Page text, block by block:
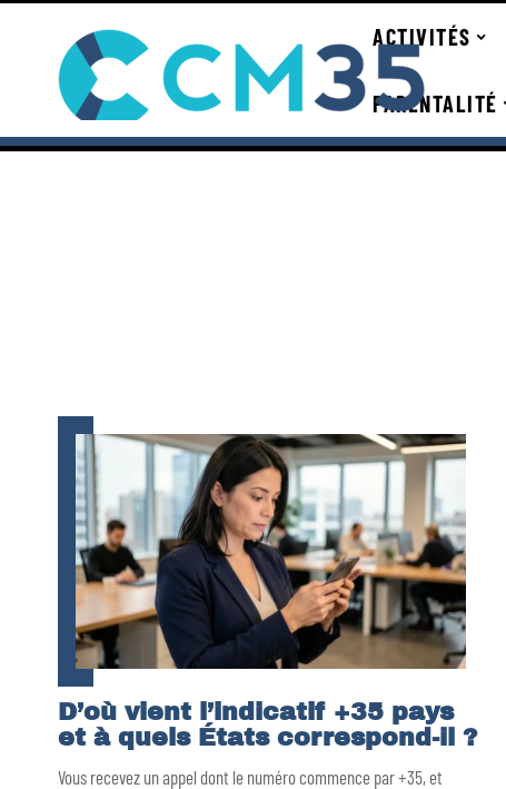
ACTIVITÉS
PARENTALITÉ
D’où vient l’indicatif +35 pays
et à quels États correspond-il ?
Vous recevez un appel dont le numéro commence par +35, et